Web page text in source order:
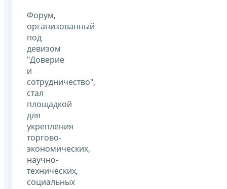
Форум,
организованный
под
девизом
"Доверие
и
сотрудничество",
стал
площадкой
для
укрепления
торгово-
экономических,
научно-
технических,
социальных